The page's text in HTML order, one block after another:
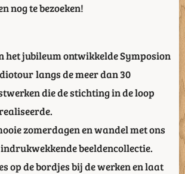
nog te bezoeken!
het jubileum ontwikkelde Symposion
langs de meer dan 30
die de stichting in de loop
zomerdagen en wandel met ons
beeldencollectie.
op de bordjes bij de werken en laat